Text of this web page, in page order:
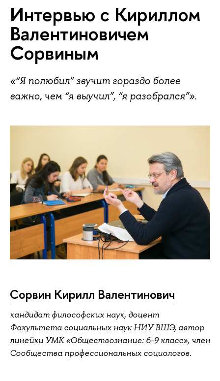
Интервью с Кириллом
Валентиновичем
Сорвиным
«“Я полюбил” звучит гораздо более
важно, чем “я выучил”, “я разобрался”».
Сорвин Кирилл Валентинович
кандидат философских наук, доцент
Факультета социальных наук НИУ ВШЭ, автор
линейки УМК «Обществознание: 6-9 класс», член
Сообщества профессиональных социологов.